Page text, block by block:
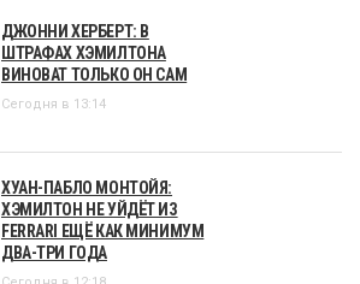
ДЖОННИ ХЕРБЕРТ: В
ШТРАФАХ ХЭМИЛТОНА
ВИНОВАТ ТОЛЬКО ОН САМ
Сегодня в 13:14
ХУАН-ПАБЛО МОНТОЙЯ:
ХЭМИЛТОН НЕ УЙДЁТ ИЗ
FERRARI ЕЩЁ КАК МИНИМУМ
ДВА-ТРИ ГОДА